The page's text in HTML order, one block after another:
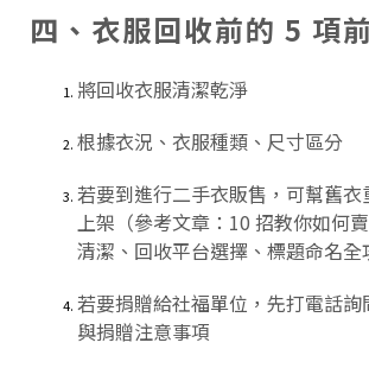
四、衣服回收前的 5 項
將回收衣服清潔乾淨
根據衣況、衣服種類、尺寸區分
若要到進行二手衣販售，可幫舊衣
上架（參考文章： 10 招教你如何
清潔、回收平台選擇、標題命名全
若要捐贈給社福單位，先打電話詢
與捐贈注意事項